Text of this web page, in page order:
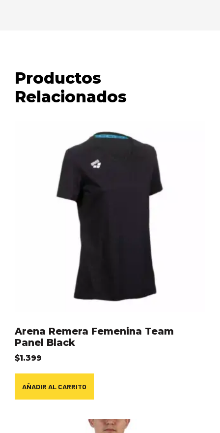
Productos
Relacionados
Arena Remera Femenina Team
Panel Black
$1.399
AÑADIR AL CARRITO